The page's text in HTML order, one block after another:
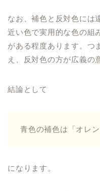
なお、補色と反対色には
近い色で実用的な色の組
がある程度あります。つ
え、反対色の方が広義の
結論として
青色の補色は「オレ
になります。